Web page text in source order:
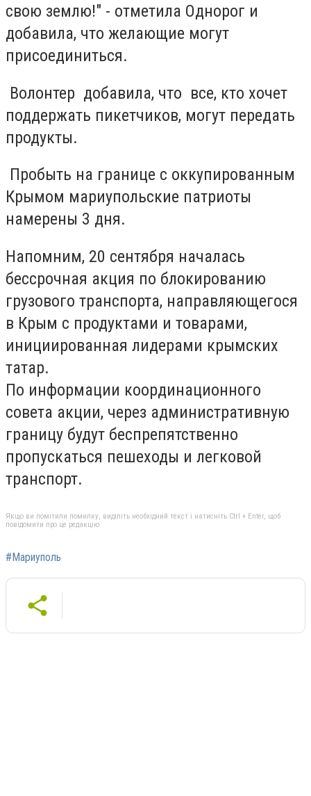
свою землю!" - отметила Однорог и
добавила, что желающие могут
присоединиться.
Волонтер добавила, что все, кто хочет
поддержать пикетчиков, могут передать
продукты.
Пробыть на границе с оккупированным
Крымом мариупольские патриоты
намерены 3 дня.
Напомним, 20 сентября началась
бессрочная акция по блокированию
грузового транспорта, направляющегося
в Крым с продуктами и товарами,
инициированная лидерами крымских
татар.
По информации координационного
совета акции, через административную
границу будут беспрепятственно
пропускаться пешеходы и легковой
транспорт.
Якщо ви помітили помилку, виділіть необхідний текст і натисніть Ctrl + Enter, щоб
повідомити про це редакцію
#Мариуполь